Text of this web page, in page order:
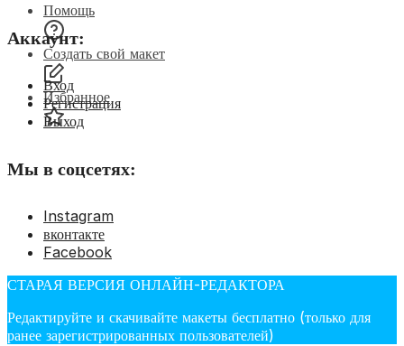
Помощь
Создать свой макет
Избранное
Аккаунт:
Вход
Регистрация
Выход
Мы в соцсетях:
Instagram
вконтакте
Facebook
СТАРАЯ ВЕРСИЯ ОНЛАЙН-РЕДАКТОРА
Редактируйте и скачивайте макеты бесплатно (только для
ранее зарегистрированных пользователей)